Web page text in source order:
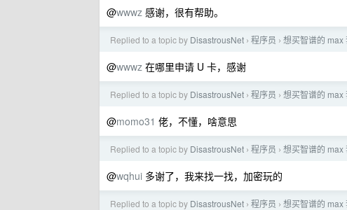
@wwwz 感谢，很有帮助。
Replied to a topic by DisastrousNet › 程序员 › 想买智谱的 max
@wwwz 在哪里申请 U 卡，感谢
Replied to a topic by DisastrousNet › 程序员 › 想买智谱的 max
@momo31 佬，不懂，啥意思
Replied to a topic by DisastrousNet › 程序员 › 想买智谱的 max
@wqhui 多谢了，我来找一找，加密玩的
Replied to a topic by DisastrousNet › 程序员 › 想买智谱的 max